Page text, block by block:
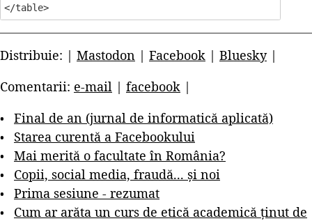
Distribuie: | Mastodon | Facebook | Bluesky|
Comentarii: e-mail | facebook |
Final de an (jurnal de informatică aplicată)
Starea curentă a Facebookului
Mai merită o facultate în România?
Copii, social media, fraudă... și noi
Prima sesiune - rezumat
Cum ar arăta un curs de etică academică ținut de